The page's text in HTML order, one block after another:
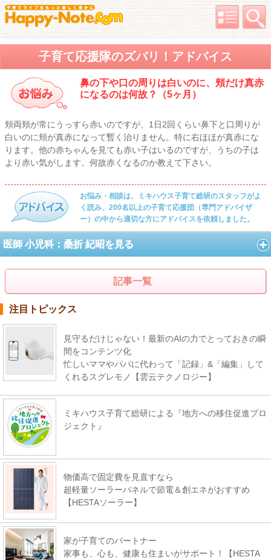
子育て応援隊のズバリ！アドバイス
鼻の下や口の周りは白いのに、頬だけ真赤
になるのは何故？（5ヶ月）
頬両頬が常にうっすら赤いのですが、1日2回くらい鼻下と口周りが
白いのに頬が真赤になって暫く治りません。特に右ほほが真赤にな
ります。他の赤ちゃんを見ても赤い子はいるのですが、うちの子は
より赤い気がします。何故赤くなるのか教えて下さい。
お悩み・相談は、ミキハウス子育て総研のスタッフがよ
く読み、200名以上の子育て応援団（専門アドバイザ
ー）の中から適切な方にアドバイスを依頼しました。
医師 小児科：桑折 紀昭を見る
記事一覧
注目トピックス
見守るだけじゃない！最新のAIの力でとっておきの瞬
間をコンテンツ化
忙しいママやパパに代わって「記録」&「編集」して
くれるスグレモノ【雲云テクノロジー】
ミキハウス子育て総研による『地方への移住促進プロ
ジェクト』
物価高で固定費を見直すなら
超軽量ソーラーパネルで節電＆創エネがおすすめ
【HESTAソーラー】
家が子育てのパートナー
家事も、心も、健康も住まいがサポート！【HESTA